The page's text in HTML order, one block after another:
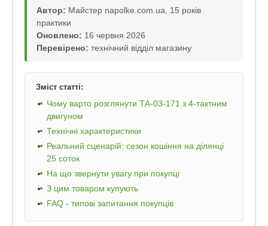
Автор: Майстер napolke.com.ua, 15 років
практики
Оновлено: 16 червня 2026
Перевірено: технічний відділ магазину
Зміст статті:
Чому варто розглянути ТА-03-171 з 4-тактним
двигуном
Технічні характеристики
Реальний сценарій: сезон кошіння на ділянці
25 соток
На що звернути увагу при покупці
З цим товаром купують
FAQ - типові запитання покупців